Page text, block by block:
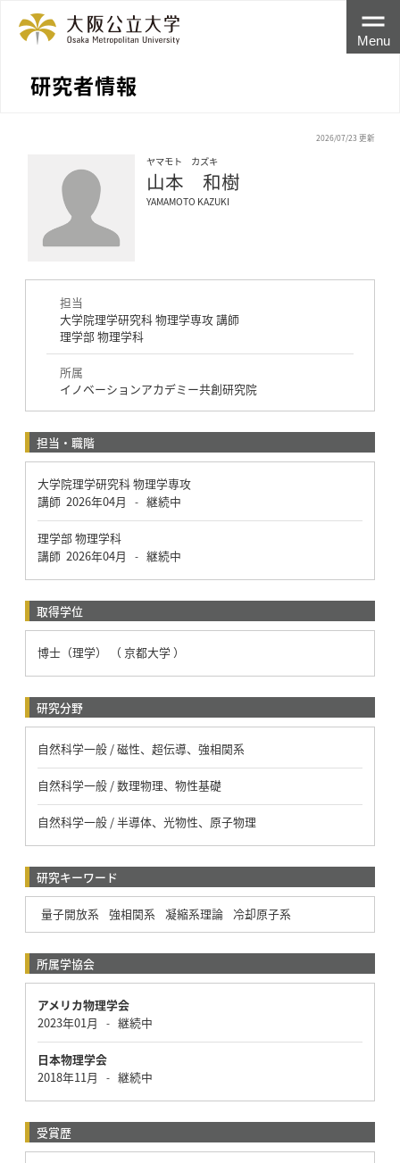
研究者情報
Menu
2026/07/23 更新
ヤマモト カズキ
山本 和樹
YAMAMOTO KAZUKI
担当
大学院理学研究科 物理学専攻 講師
理学部 物理学科
所属
イノベーションアカデミー共創研究院
担当・職階
大学院理学研究科 物理学専攻
講師 2026年04月 - 継続中
理学部 物理学科
講師 2026年04月 - 継続中
取得学位
博士（理学） （ 京都大学 ）
研究分野
自然科学一般 / 磁性、超伝導、強相関系
自然科学一般 / 数理物理、物性基礎
自然科学一般 / 半導体、光物性、原子物理
研究キーワード
量子開放系 強相関系 凝縮系理論 冷却原子系
所属学協会
アメリカ物理学会
2023年01月
- 継続中
日本物理学会
2018年11月
- 継続中
受賞歴